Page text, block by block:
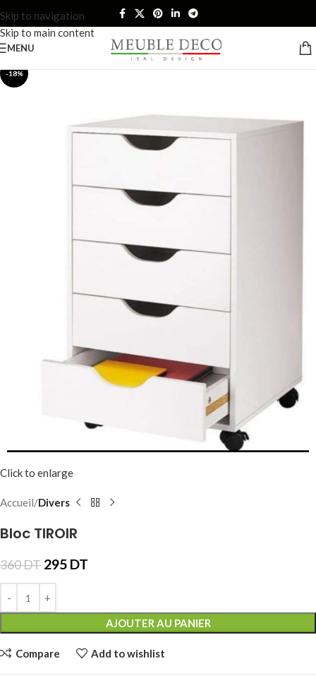
Skip to navigation
Skip to main content
MENU
-18%
Click to enlarge
Accueil Divers
Bloc TIROIR
360DT 295 DT
AJOUTER AU PANIER
Compare Add to wishlist